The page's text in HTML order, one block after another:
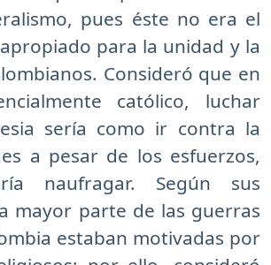
pues éste no era el
para la unidad y la
Consideró que en
católico, luchar
sería como ir contra la
a pesar de los esfuerzos,
naufragar. Según sus
mayor parte de las guerras
estaban motivadas por